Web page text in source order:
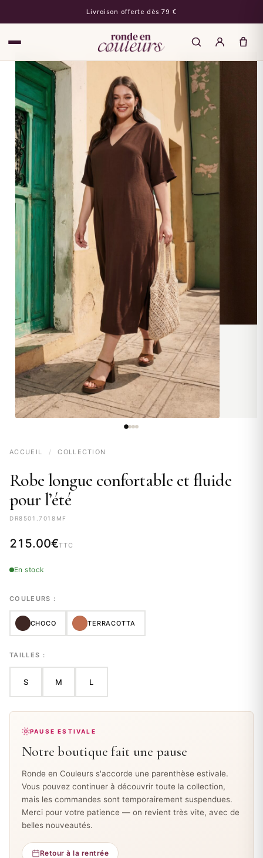
Livraison offerte dès 79 €
ACCUEIL / COLLECTION
Robe longue confortable et fluide
pour l’été
DR8501.7018MF
215.00€TTC
En stock
COULEURS :
CHOCO TERRACOTTA
TAILLES :
S M L
PAUSE ESTIVALE
Notre boutique fait une pause
Ronde en Couleurs s'accorde une parenthèse estivale.
Vous pouvez continuer à découvrir toute la collection,
mais les commandes sont temporairement suspendues.
Merci pour votre patience — on revient très vite, avec de
belles nouveautés.
Retour à la rentrée